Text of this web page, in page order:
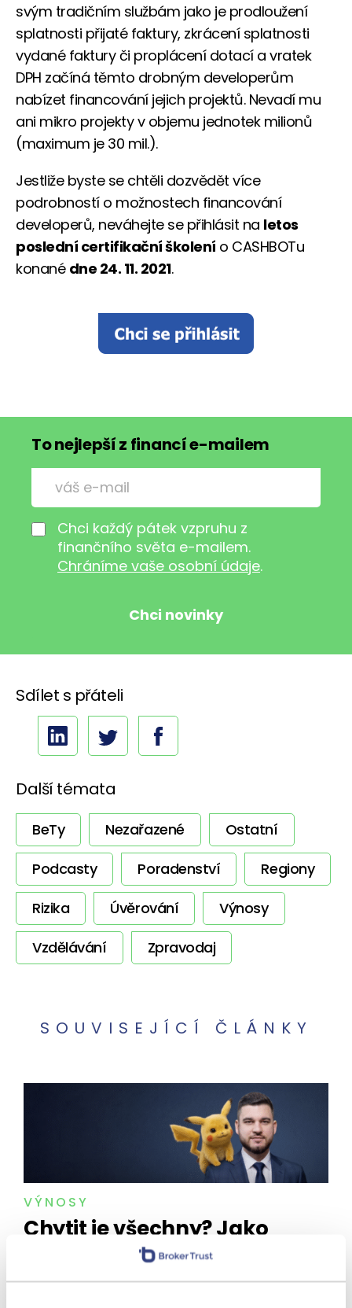
svým tradičním službám jako je prodloužení
splatnosti přijaté faktury, zkrácení splatnosti
vydané faktury či proplácení dotací a vratek
DPH začíná těmto drobným developerům
nabízet financování jejich projektů. Nevadí mu
ani mikro projekty v objemu jednotek milionů
(maximum je 30 mil.).
Jestliže byste se chtěli dozvědět více
podrobností o možnostech financování
developerů, neváhejte se přihlásit na letos
poslední certifikační školení o CASHBOTu
konané dne 24. 11. 2021.
To nejlepší z financí e-mailem
Chci každý pátek vzpruhu z
finančního světa e-mailem.
Chráníme vaše osobní údaje.
Sdílet s přáteli
Další témata
BeTy Nezařazené
Ostatní
Podcasty
Poradenství
Regiony
Rizika
Úvěrování
Výnosy
Vzdělávání
Zpravodaj
SOUVISEJÍCÍ ČLÁNKY
VÝNOSY
Chytit je všechny? Jako
investici ne. Spekulace
s Pokémon kartami se utrhly